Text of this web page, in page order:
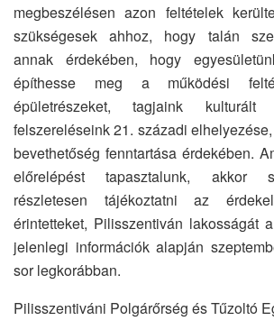
megbeszélésen azon feltételek
szükségesek ahhoz, hogy talán
annak érdekében, hogy
építhesse meg a működési
épületrészeket, tagjaink
felszereléseink 21. századi
bevethetőség fenntartása érdekében.
előrelépést tapasztalunk, akkor
részletesen tájékoztatni az
érintetteket, Pilisszentiván lakosságát
jelenlegi információk alapján
sor legkorábban.
Pilisszentiváni Polgárőrség és Tűzoltó